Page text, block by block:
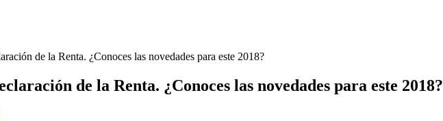
de la Renta. ¿Conoces las novedades para este 2018?
de la Renta. ¿Conoces las novedades para este 2018?